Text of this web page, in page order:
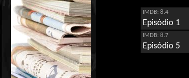
IMDB: 8.4
Episódio 1
IMDB: 8.7
Episódio 5